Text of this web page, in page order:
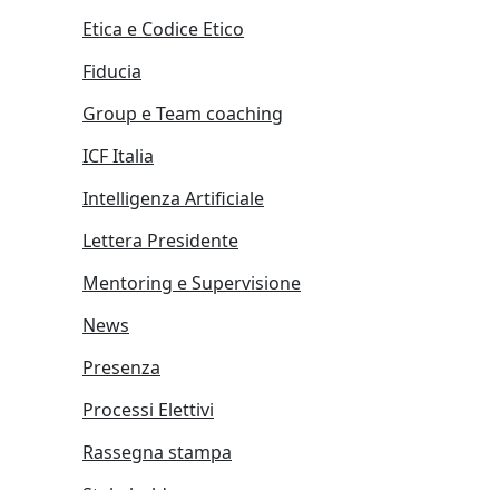
Etica e Codice Etico
Fiducia
Group e Team coaching
ICF Italia
Intelligenza Artificiale
Lettera Presidente
Mentoring e Supervisione
News
Presenza
Processi Elettivi
Rassegna stampa